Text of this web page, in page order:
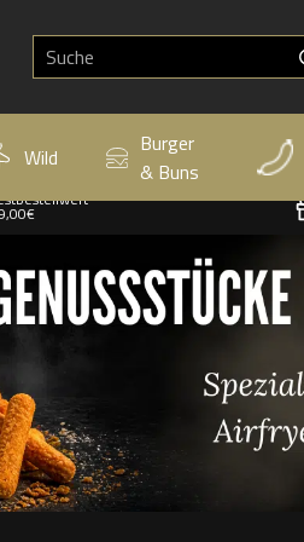
Wild
Burger
& Buns
€